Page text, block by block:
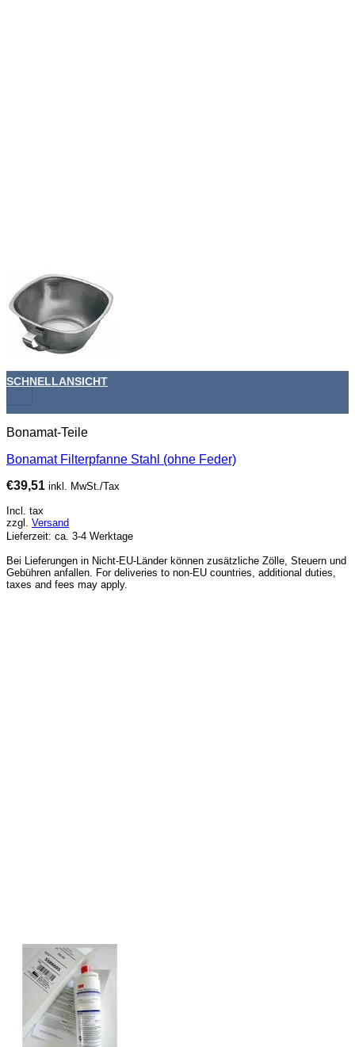
+
SCHNELLANSICHT
Bonamat-Teile
Bonamat Filterpfanne Stahl (ohne Feder)
€39,51 inkl. MwSt./Tax
Incl. tax
zzgl. Versand
Lieferzeit: ca. 3-4 Werktage
Bei Lieferungen in Nicht-EU-Länder können zusätzliche Zölle, Steuern und
Gebühren anfallen. For deliveries to non-EU countries, additional duties,
taxes and fees may apply.